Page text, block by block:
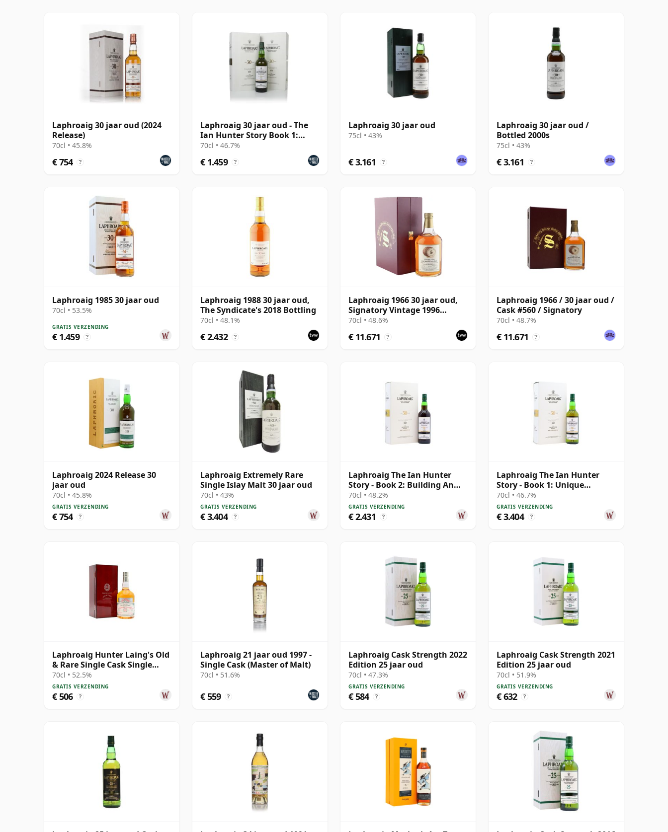
Laphroaig 30 jaar oud (2024
Release)
70cl • 45.8%
€ 754 ?
Laphroaig 30 jaar oud - The
Ian Hunter Story Book 1:
Unique Character
70cl • 46.7%
€ 1.459 ?
Laphroaig 30 jaar oud
75cl • 43%
€ 3.161 ?
Laphroaig 30 jaar oud /
Bottled 2000s
75cl • 43%
€ 3.161 ?
Laphroaig 1985 30 jaar oud
70cl • 53.5%
GRATIS VERZENDING
€ 1.459 ?
Laphroaig 1988 30 jaar oud,
The Syndicate's 2018 Bottling
70cl • 48.1%
€ 2.432 ?
Laphroaig 1966 30 jaar oud,
Signatory Vintage 1996
Bottling with Case - Cask #559
70cl • 48.6%
€ 11.671 ?
Laphroaig 1966 / 30 jaar oud /
Cask #560 / Signatory
70cl • 48.7%
€ 11.671 ?
Laphroaig 2024 Release 30
jaar oud
70cl • 45.8%
GRATIS VERZENDING
€ 754 ?
Laphroaig Extremely Rare
Single Islay Malt 30 jaar oud
70cl • 43%
GRATIS VERZENDING
€ 3.404 ?
Laphroaig The Ian Hunter
Story - Book 2: Building An
Icon Si 30 jaar oud
70cl • 48.2%
GRATIS VERZENDING
€ 2.431 ?
Laphroaig The Ian Hunter
Story - Book 1: Unique
Character Si 30 jaar oud
70cl • 46.7%
GRATIS VERZENDING
€ 3.404 ?
Laphroaig Hunter Laing's Old
& Rare Single Cask Single
Malt 1998 25 jaar oud
70cl • 52.5%
GRATIS VERZENDING
€ 506 ?
Laphroaig 21 jaar oud 1997 -
Single Cask (Master of Malt)
70cl • 51.6%
€ 559 ?
Laphroaig Cask Strength 2022
Edition 25 jaar oud
70cl • 47.3%
GRATIS VERZENDING
€ 584 ?
Laphroaig Cask Strength 2021
Edition 25 jaar oud
70cl • 51.9%
GRATIS VERZENDING
€ 632 ?